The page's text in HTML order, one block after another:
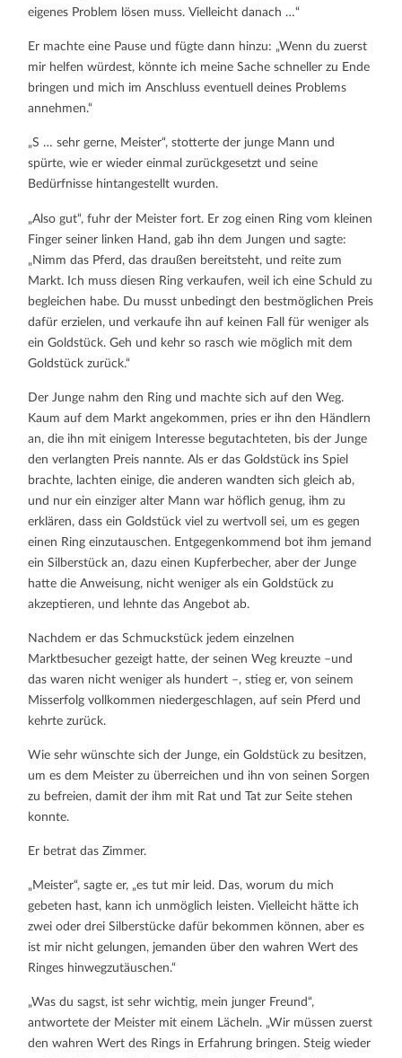
eigenes Problem lösen muss. Vielleicht danach …“
Er machte eine Pause und fügte dann hinzu: „Wenn du zuerst
mir helfen würdest, könnte ich meine Sache schneller zu Ende
bringen und mich im Anschluss eventuell deines Problems
annehmen.“
„S … sehr gerne, Meister“, stotterte der junge Mann und
spürte, wie er wieder einmal zurückgesetzt und seine
Bedürfnisse hintangestellt wurden.
„Also gut“, fuhr der Meister fort. Er zog einen Ring vom kleinen
Finger seiner linken Hand, gab ihn dem Jungen und sagte:
„Nimm das Pferd, das draußen bereitsteht, und reite zum
Markt. Ich muss diesen Ring verkaufen, weil ich eine Schuld zu
begleichen habe. Du musst unbedingt den bestmöglichen Preis
dafür erzielen, und verkaufe ihn auf keinen Fall für weniger als
ein Goldstück. Geh und kehr so rasch wie möglich mit dem
Goldstück zurück.“
Der Junge nahm den Ring und machte sich auf den Weg.
Kaum auf dem Markt angekommen, pries er ihn den Händlern
an, die ihn mit einigem Interesse begutachteten, bis der Junge
den verlangten Preis nannte. Als er das Goldstück ins Spiel
brachte, lachten einige, die anderen wandten sich gleich ab,
und nur ein einziger alter Mann war höflich genug, ihm zu
erklären, dass ein Goldstück viel zu wertvoll sei, um es gegen
einen Ring einzutauschen. Entgegenkommend bot ihm jemand
ein Silberstück an, dazu einen Kupferbecher, aber der Junge
hatte die Anweisung, nicht weniger als ein Goldstück zu
akzeptieren, und lehnte das Angebot ab.
Nachdem er das Schmuckstück jedem einzelnen
Marktbesucher gezeigt hatte, der seinen Weg kreuzte –und
das waren nicht weniger als hundert –, stieg er, von seinem
Misserfolg vollkommen niedergeschlagen, auf sein Pferd und
kehrte zurück.
Wie sehr wünschte sich der Junge, ein Goldstück zu besitzen,
um es dem Meister zu überreichen und ihn von seinen Sorgen
zu befreien, damit der ihm mit Rat und Tat zur Seite stehen
konnte.
Er betrat das Zimmer.
„Meister“, sagte er, „es tut mir leid. Das, worum du mich
gebeten hast, kann ich unmöglich leisten. Vielleicht hätte ich
zwei oder drei Silberstücke dafür bekommen können, aber es
ist mir nicht gelungen, jemanden über den wahren Wert des
Ringes hinwegzutäuschen.“
„Was du sagst, ist sehr wichtig, mein junger Freund“,
antwortete der Meister mit einem Lächeln. „Wir müssen zuerst
den wahren Wert des Rings in Erfahrung bringen. Steig wieder